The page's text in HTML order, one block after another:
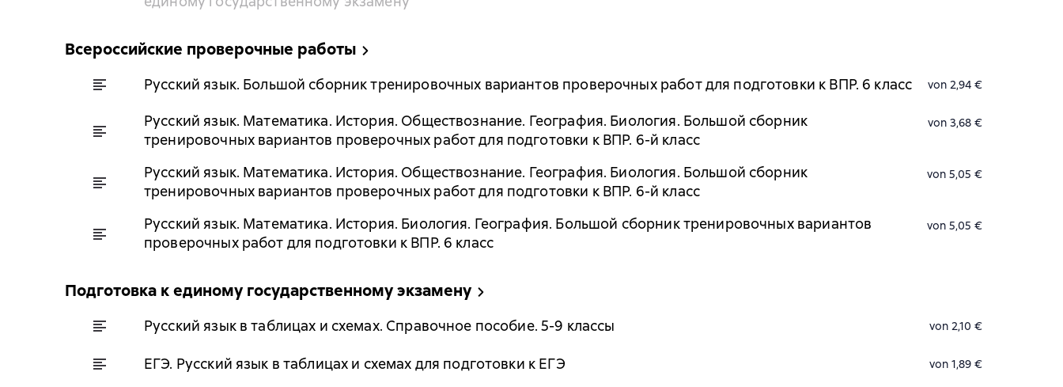
Всероссийские проверочные работы
Русский язык. Большой сборник тренировочных вариантов проверочных работ для подготовки к ВПР. 6 класс von 2,94 €
Русский язык. Математика. История. Обществознание. География. Биология. Большой сборник
тренировочных вариантов проверочных работ для подготовки к ВПР. 6-й класс
von 3,68 €
Русский язык. Математика. История. Обществознание. География. Биология. Большой сборник
тренировочных вариантов проверочных работ для подготовки к ВПР. 6-й класс
von 5,05 €
Русский язык. Математика. История. Биология. География. Большой сборник тренировочных вариантов
проверочных работ для подготовки к ВПР. 6 класс
von 5,05 €
Подготовка к единому государственному экзамену
Русский язык в таблицах и схемах. Справочное пособие. 5-9 классы von 2,10 €
ЕГЭ. Русский язык в таблицах и схемах для подготовки к ЕГЭ von 1,89 €